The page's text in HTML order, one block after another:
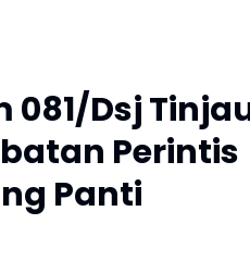
081/Dsj
Perintis
Panti